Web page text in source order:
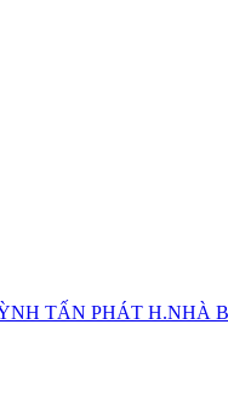
TẤN PHÁT H.NHÀ